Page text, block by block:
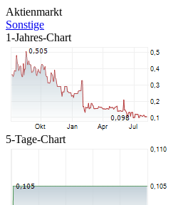
Aktienmarkt
Sonstige
1-Jahres-Chart
5-Tage-Chart